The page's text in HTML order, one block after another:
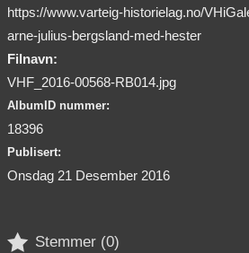
https://www.varteig-historielag.no/
arne-julius-bergsland-med-hester
Filnavn:
VHF_2016-00568-RB014.jpg
AlbumID nummer:
18396
Publisert:
Onsdag 21 Desember 2016
 Stemmer (0)